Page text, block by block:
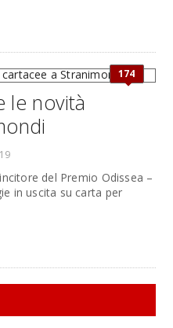
174
le novità
del Premio Odissea –
in uscita su carta per